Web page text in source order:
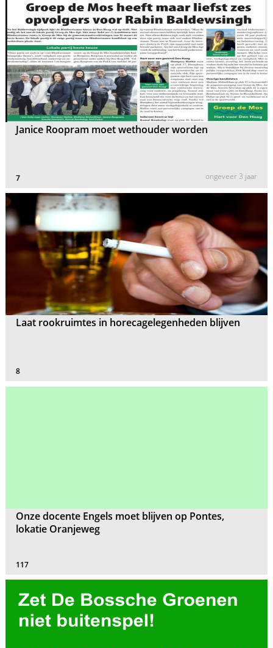
Janice Roopram moet wethouder worden
7 ongeveer 3 jaar
Laat rookruimtes in horecagelegenheden blijven
8
Onze docente Engels moet blijven op Pontes,
lokatie Oranjeweg
117